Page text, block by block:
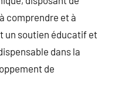
comprendre et à
un soutien éducatif et
dans la
de